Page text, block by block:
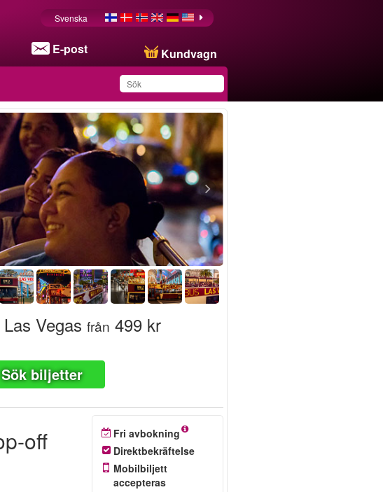
E-post Kundvagn
Svenska
Du har sparat produkten
i din lista
Vegas från 499 kr
Sök biljetter
off
Fri avbokning
Direktbekräftelse
Mobilbiljett
accepteras